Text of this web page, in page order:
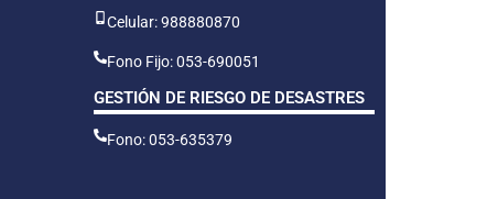
Celular: 988880870
Fono Fijo: 053-690051
GESTIÓN DE RIESGO DE DESASTRES
Fono: 053-635379